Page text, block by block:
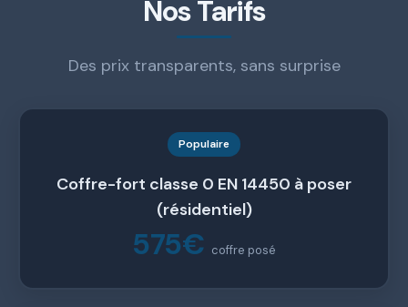
Nos Tarifs
Des prix transparents, sans surprise
Populaire
Coffre-fort classe 0 EN 14450 à poser
(résidentiel)
575€ coffre posé